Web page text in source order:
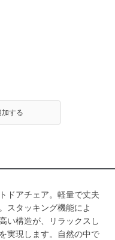
する
ドアチェア。軽量で丈夫
スタッキング機能によ
い構造が、リラックスし
実現します。自然の中で